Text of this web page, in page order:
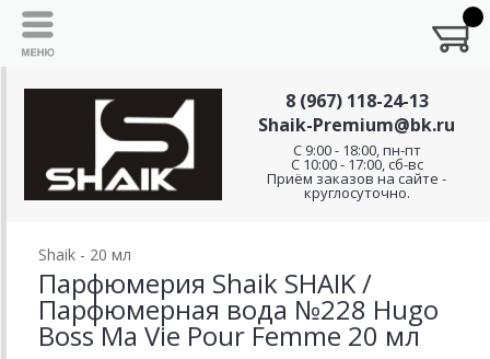
8 (967) 118-24-13
Shaik-Premium@bk.ru
C 9:00 - 18:00, пн-пт
С 10:00 - 17:00, сб-вс
Приём заказов на сайте -
круглосуточно.
Shaik - 20 мл
Парфюмерия Shaik SHAIK /
Парфюмерная вода №228 Hugo
Boss Ma Vie Pour Femme 20 мл